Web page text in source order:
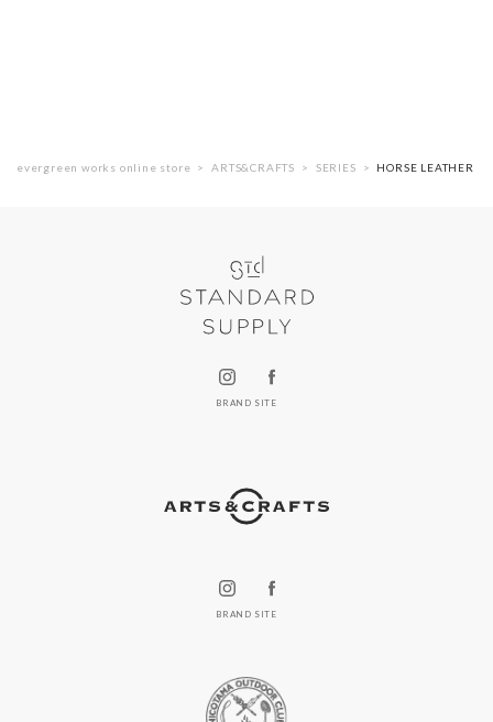
evergreen works online store ARTS&CRAFTS SERIES HORSE LEATHER
BRAND SITE
BRAND SITE